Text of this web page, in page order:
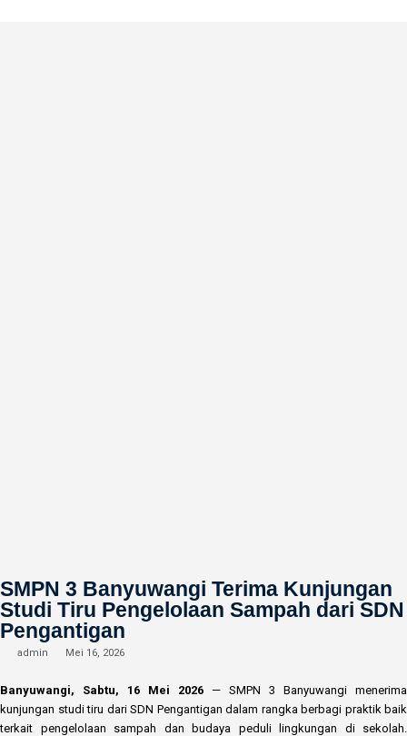
SMPN 3 Banyuwangi Terima Kunjungan
Studi Tiru Pengelolaan Sampah dari SDN
Pengantigan
admin Mei 16, 2026
Banyuwangi, Sabtu, 16 Mei 2026 — SMPN 3 Banyuwangi menerima
kunjungan studi tiru dari SDN Pengantigan dalam rangka berbagi praktik baik
terkait pengelolaan sampah dan budaya peduli lingkungan di sekolah.